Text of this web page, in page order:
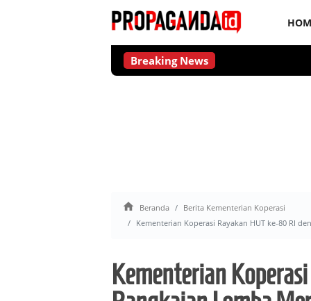
Breaking News
 Beranda
Berita Kementerian Koperasi
Kementerian Koperasi Rayakan HUT ke-80 RI
Kementerian